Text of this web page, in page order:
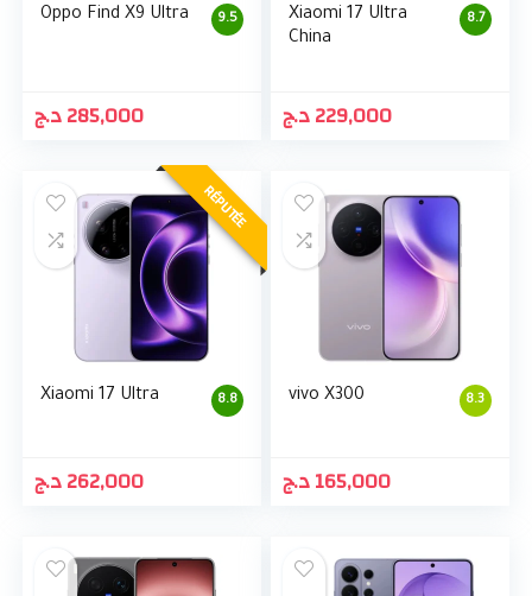
9.5
Oppo Find X9 Ultra
285,000د.ج
8.7
Xiaomi 17 Ultra
China
229,000د.ج
RÉPUTÉE
8.8
Xiaomi 17 Ultra
262,000د.ج
8.3
vivo X300
165,000د.ج